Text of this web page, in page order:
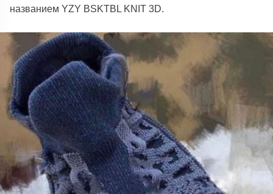
названием YZY BSKTBL KNIT 3D.